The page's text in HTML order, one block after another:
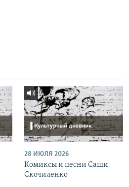
28 ИЮЛЯ 2026
Комиксы и песни Саши
Скочиленко